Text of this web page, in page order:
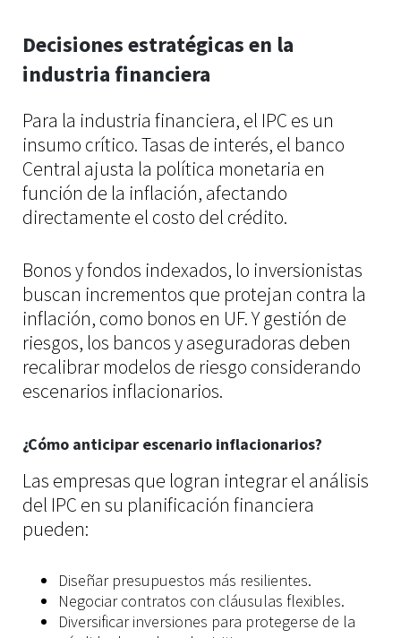
Decisiones estratégicas en la
industria financiera
Para la industria financiera, el IPC es un
insumo crítico. Tasas de interés, el banco
Central ajusta la política monetaria en
función de la inflación, afectando
directamente el costo del crédito.
Bonos y fondos indexados, lo inversionistas
buscan incrementos que protejan contra la
inflación, como bonos en UF. Y gestión de
riesgos, los bancos y aseguradoras deben
recalibrar modelos de riesgo considerando
escenarios inflacionarios.
¿Cómo anticipar escenario inflacionarios?
Las empresas que logran integrar el análisis
del IPC en su planificación financiera
pueden:
Diseñar presupuestos más resilientes.
Negociar contratos con cláusulas flexibles.
Diversificar inversiones para protegerse de la